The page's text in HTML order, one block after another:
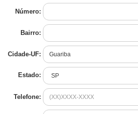
Número:
Bairro:
Cidade-UF:
Estado:
Telefone: